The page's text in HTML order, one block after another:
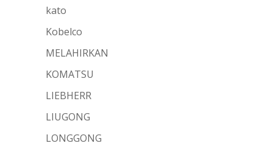
kato
Kobelco
MELAHIRKAN
KOMATSU
LIEBHERR
LIUGONG
LONGGONG